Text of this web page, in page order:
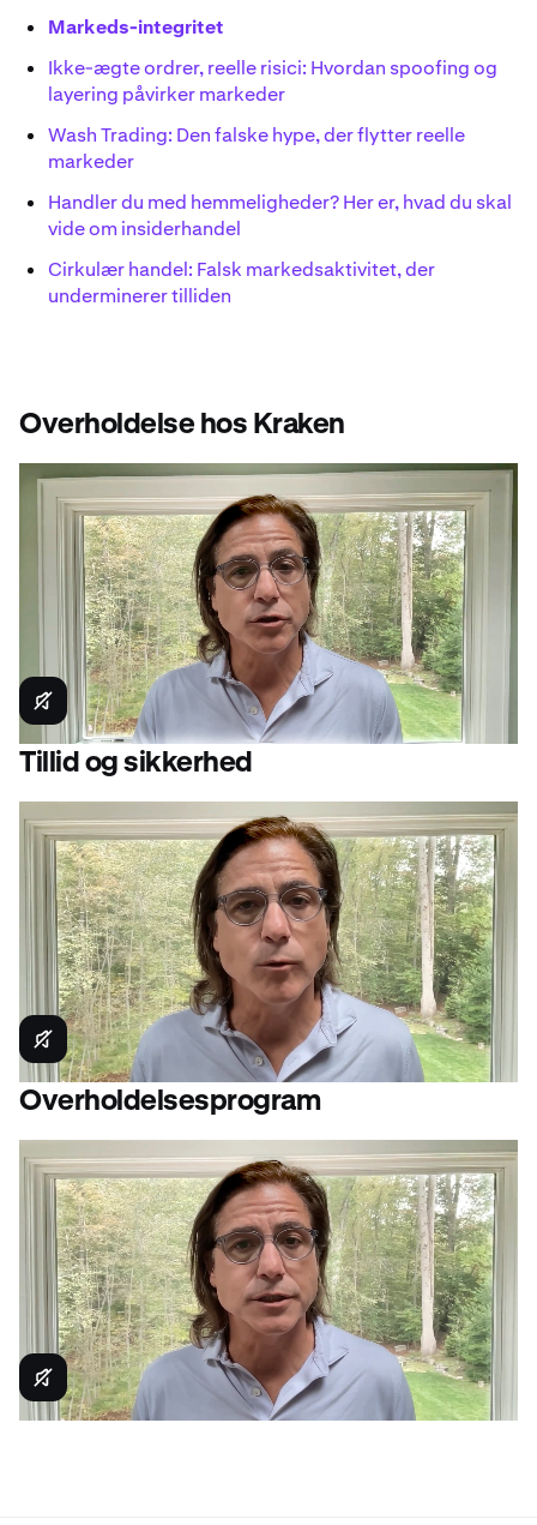
Markeds-integritet
Ikke-ægte ordrer, reelle risici: Hvordan spoofing og
layering påvirker markeder
Wash Trading: Den falske hype, der flytter reelle
markeder
Handler du med hemmeligheder? Her er, hvad du skal
vide om insiderhandel
Cirkulær handel: Falsk markedsaktivitet, der
underminerer tilliden
Overholdelse hos Kraken
Tillid og sikkerhed
Overholdelsesprogram